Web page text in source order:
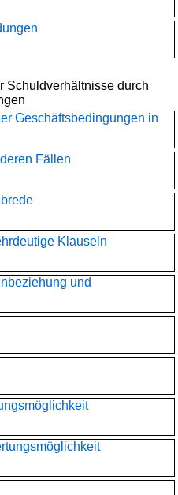
Schuldverhältnisse durch
Geschäftsbedingungen in
Fällen
Klauseln
und